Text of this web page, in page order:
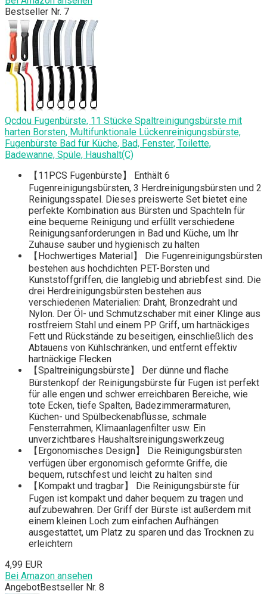
Bestseller Nr. 7
Qcdou Fugenbürste, 11 Stücke Spaltreinigungsbürste mit
harten Borsten, Multifunktionale Lückenreinigungsbürste,
Fugenbürste Bad für Küche, Bad, Fenster, Toilette,
Badewanne, Spüle, Haushalt(C)
【11PCS Fugenbürste】 Enthält 6
Fugenreinigungsbürsten, 3 Herdreinigungsbürsten und 2
Reinigungsspatel. Dieses preiswerte Set bietet eine
perfekte Kombination aus Bürsten und Spachteln für
eine bequeme Reinigung und erfüllt verschiedene
Reinigungsanforderungen in Bad und Küche, um Ihr
Zuhause sauber und hygienisch zu halten
【Hochwertiges Material】 Die Fugenreinigungsbürsten
bestehen aus hochdichten PET-Borsten und
Kunststoffgriffen, die langlebig und abriebfest sind. Die
drei Herdreinigungsbürsten bestehen aus
verschiedenen Materialien: Draht, Bronzedraht und
Nylon. Der Öl- und Schmutzschaber mit einer Klinge aus
rostfreiem Stahl und einem PP Griff, um hartnäckiges
Fett und Rückstände zu beseitigen, einschließlich des
Abtauens von Kühlschränken, und entfernt effektiv
hartnäckige Flecken
【Spaltreinigungsbürste】 Der dünne und flache
Bürstenkopf der Reinigungsbürste für Fugen ist perfekt
für alle engen und schwer erreichbaren Bereiche, wie
tote Ecken, tiefe Spalten, Badezimmerarmaturen,
Küchen- und Spülbeckenabflüsse, schmale
Fensterrahmen, Klimaanlagenfilter usw. Ein
unverzichtbares Haushaltsreinigungswerkzeug
【Ergonomisches Design】 Die Reinigungsbürsten
verfügen über ergonomisch geformte Griffe, die
bequem, rutschfest und leicht zu halten sind
【Kompakt und tragbar】 Die Reinigungsbürste für
Fugen ist kompakt und daher bequem zu tragen und
aufzubewahren. Der Griff der Bürste ist außerdem mit
einem kleinen Loch zum einfachen Aufhängen
ausgestattet, um Platz zu sparen und das Trocknen zu
erleichtern
4,99 EUR
Bei Amazon ansehen
AngebotBestseller Nr. 8